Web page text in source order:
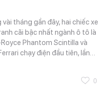
vài tháng gần đây, hai chiếc xe
cãi bậc nhất ngành ô tô là
Phantom Scintilla và
chạy điện đầu tiên, lần…
0